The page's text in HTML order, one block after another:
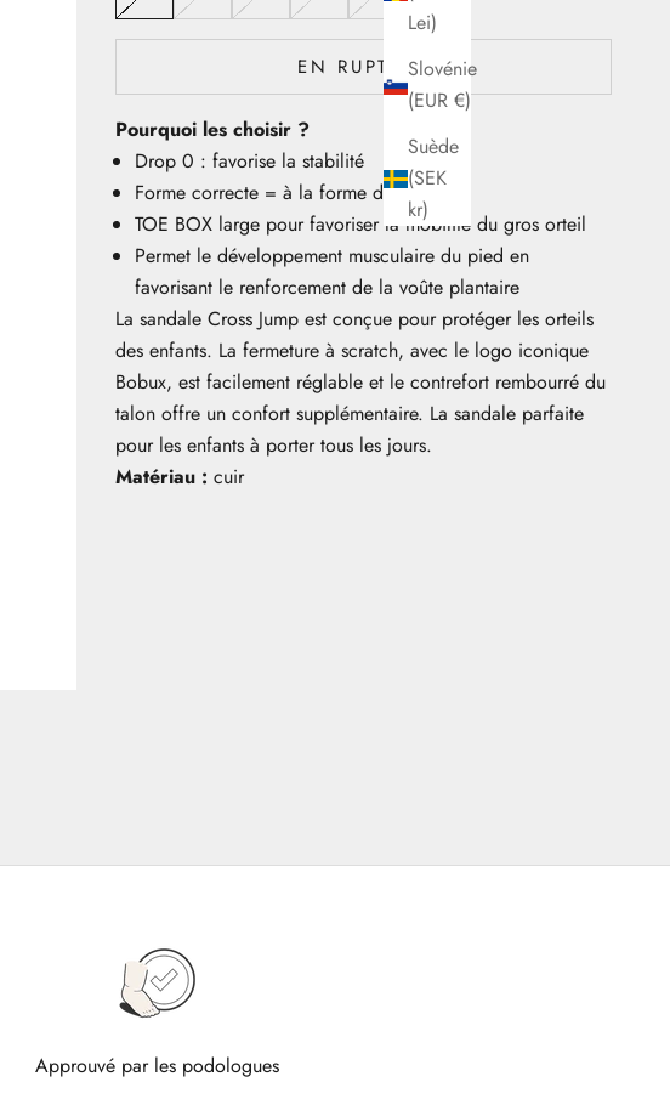
Lei)
Slovénie
(EUR €)
Suède
(SEK
kr)
EN RUPTURE
Pourquoi les choisir ?
Drop 0 : favorise la stabilité
Forme correcte = à la forme du pied
TOE BOX large pour favoriser la mobilité du gros orteil
Permet le développement musculaire du pied en
favorisant le renforcement de la voûte plantaire
La sandale Cross Jump est conçue pour protéger les orteils
des enfants. La fermeture à scratch, avec le logo iconique
Bobux, est facilement réglable et le contrefort rembourré du
talon offre un confort supplémentaire. La sandale parfaite
pour les enfants à porter tous les jours.
Matériau : cuir
Approuvé par les podologues